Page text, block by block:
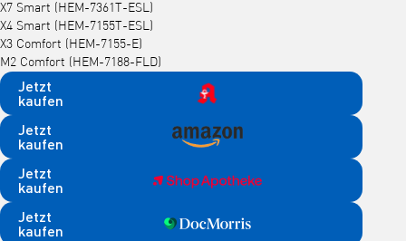
X7 Smart (HEM-7361T-ESL)
X4 Smart (HEM-7155T-ESL)
X3 Comfort (HEM-7155-E)
M2 Comfort (HEM-7188-FLD)
Jetzt
kaufen
Jetzt
kaufen
Jetzt
kaufen
Jetzt
kaufen